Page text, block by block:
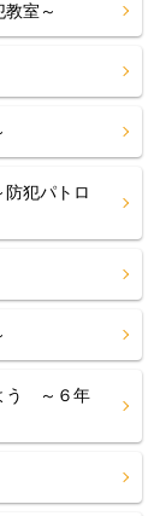
室～
犯パトロ
う ～６年